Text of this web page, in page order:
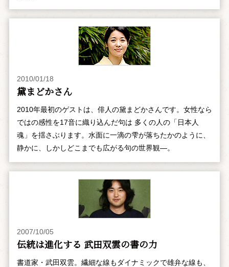
2010/01/18
黛まどかさん
2010年最初のゲストは、俳人の黛まどかさんです。女性なら
ではの感性を17音に織り込んだ句は 多くの人の「日本人
魂」を揺さぶります。水面に一滴の雫が落ちたかのように、
静かに、しかしどこまでも広がる句の世界観―。
2007/10/05
伝統は進化する 武田双雲の書の力
書道家・武田双雲。繊細な線もダイナミックで雄弁な線も、